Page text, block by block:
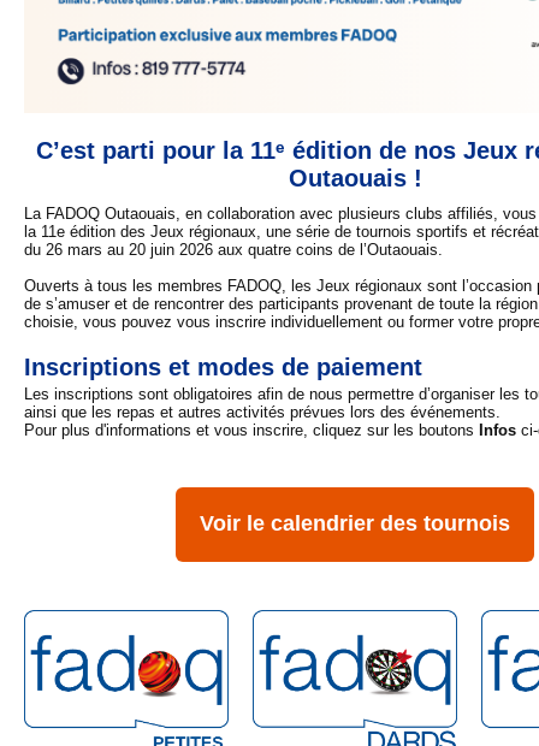
C’est parti pour la 11ᵉ édition de nos Jeux
Outaouais !
La FADOQ Outaouais, en collaboration avec plusieurs clubs affiliés,
la 11e édition des Jeux régionaux, une série de tournois sportifs et
du 26 mars au 20 juin 2026 aux quatre coins de l’Outaouais.
Ouverts à tous les membres FADOQ, les Jeux régionaux sont l’occasion
de s’amuser et de rencontrer des participants provenant de toute la
choisie, vous pouvez vous inscrire individuellement ou former votre
Inscriptions et modes de paiement
Les inscriptions sont obligatoires afin de nous permettre d’organiser les
ainsi que les repas et autres activités prévues lors des événements.
Pour plus d'informations et vous inscrire, cliquez sur les boutons Infos
Voir le calendrier des tournois